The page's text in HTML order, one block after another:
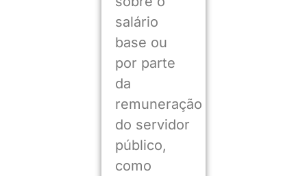
salário
base ou
por parte
da
remuneração
do servidor
público,
como